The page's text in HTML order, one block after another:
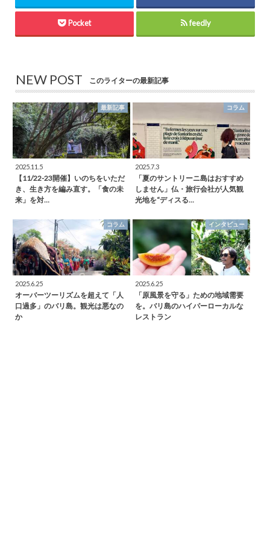
Pocket feedly
NEW POST このライターの最新記事
最新記事
2025.11.5
【11/22-23開催】いのちをいただ
き、生き方を編み直す。「食の未
来」を対…
コラム
2025.7.3
「夏のサントリーニ島はおすすめ
しません」仏・旅行会社が人気観
光地を“ディスる…
コラム
2025.6.25
オーバーツーリズムを超えて「人
口過多」のバリ島。観光は悪なの
か
インタビュー
2025.6.25
「原風景を守る」ための地域需要
を。バリ島のハイパーローカルな
レストラン